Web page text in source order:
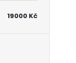
19000 Kč